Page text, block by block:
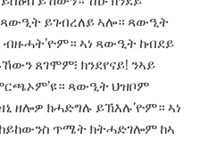
ጻውዒት ይገብረለይ ኣሎ። ጻውዒት
ኣነ ጻውዒት ከብደይ
ጸገሞም፧ ክንደየናይ! ንኣይ
ጻውዒት ህዝቦም
ዘሎዎ ክሓድግሉ ይኽእሉ’ዮም። ኣነ
ከይከውንስ ጥሜት ክትሓድገሎም ከኣ